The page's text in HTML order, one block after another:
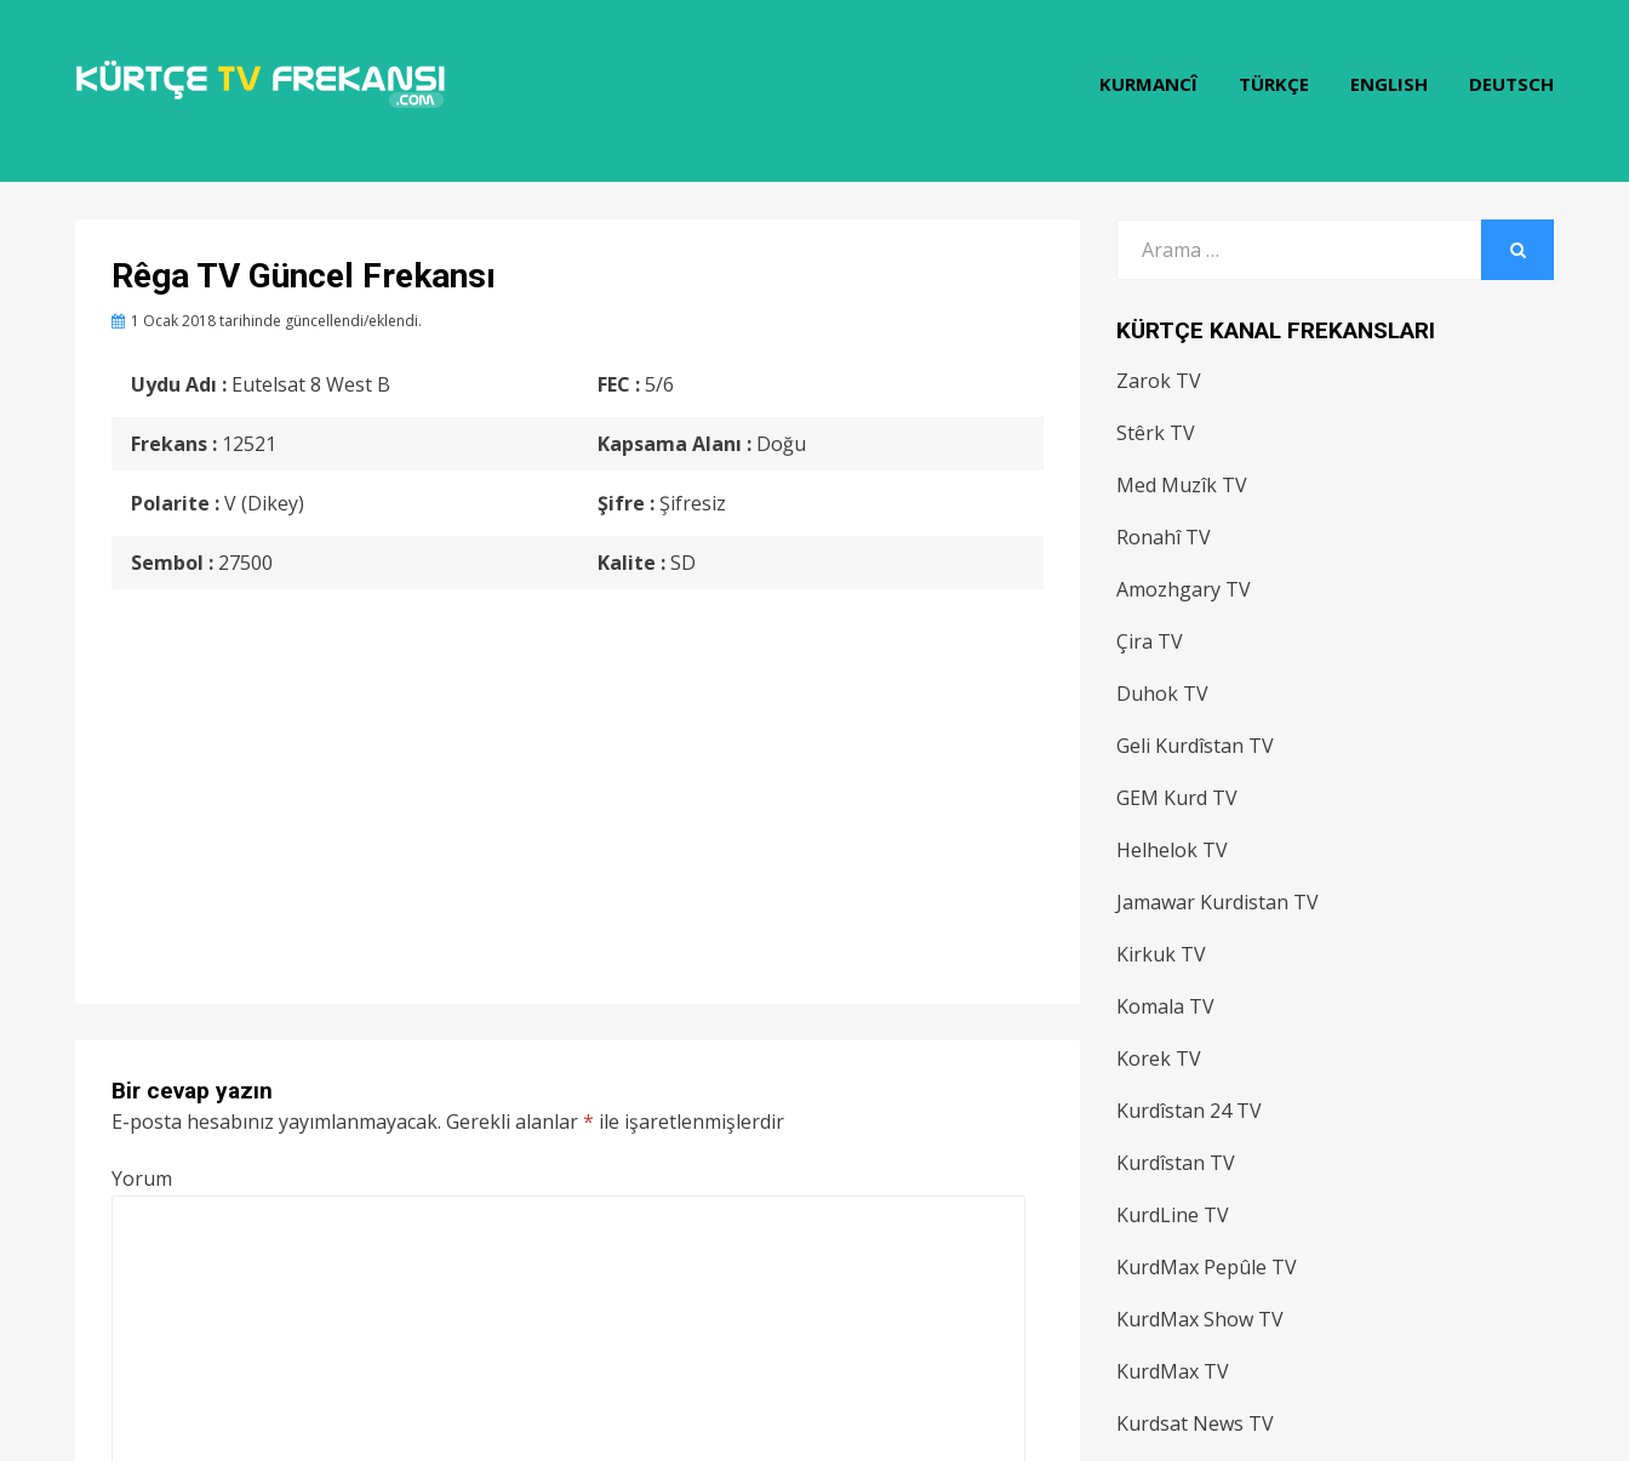
KURMANCÎ TÜRKÇE ENGLISH DEUTSCH
Rêga TV Güncel Frekansı
Posted
1 Ocak 2018tarihinde güncellendi/eklendi.
Uydu Adı : Eutelsat 8 West B
Frekans : 12521
Polarite :V (Dikey)
Sembol : 27500
FEC :5/6
Kapsama Alanı :Doğu
Şifre :Şifresiz
Kalite :SD
Bir cevap yazın
E-posta hesabınız yayımlanmayacak. Gerekli alanlar* ile işaretlenmişlerdir
Yorum
KÜRTÇE KANAL FREKANSLARI
Zarok TV
Stêrk TV
Med Muzîk TV
Ronahî TV
Amozhgary TV
Çira TV
Duhok TV
Geli Kurdîstan TV
GEM Kurd TV
Helhelok TV
Jamawar Kurdistan TV
Kirkuk TV
Komala TV
Korek TV
Kurdîstan 24 TV
Kurdîstan TV
KurdLine TV
KurdMax Pepûle TV
KurdMax Show TV
KurdMax TV
Kurdsat News TV